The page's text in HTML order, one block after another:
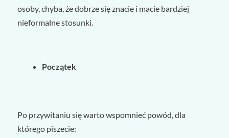
osoby, chyba, że dobrze się znacie i macie bardziej
nieformalne stosunki.
Początek
Po przywitaniu się warto wspomnieć powód, dla
którego piszecie: